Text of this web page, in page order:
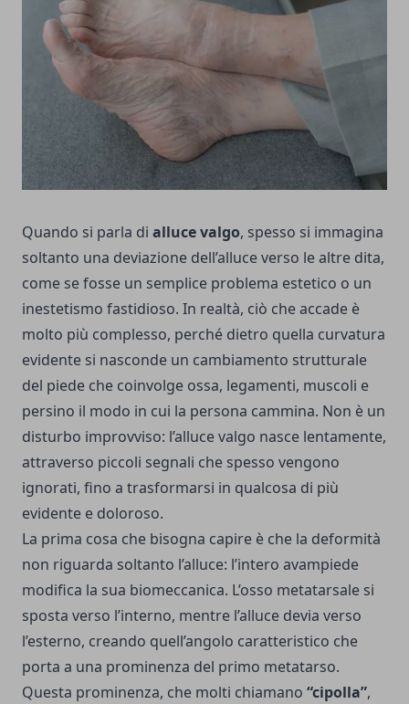
Quando si parla di alluce valgo, spesso si immagina
soltanto una deviazione dell’alluce verso le altre dita,
come se fosse un semplice problema estetico o un
inestetismo fastidioso. In realtà, ciò che accade è
molto più complesso, perché dietro quella curvatura
evidente si nasconde un cambiamento strutturale
del piede che coinvolge ossa, legamenti, muscoli e
persino il modo in cui la persona cammina. Non è un
disturbo improvviso: l’alluce valgo nasce lentamente,
attraverso piccoli segnali che spesso vengono
ignorati, fino a trasformarsi in qualcosa di più
evidente e doloroso.
La prima cosa che bisogna capire è che la deformità
non riguarda soltanto l’alluce: l’intero avampiede
modifica la sua biomeccanica. L’osso metatarsale si
sposta verso l’interno, mentre l’alluce devia verso
l’esterno, creando quell’angolo caratteristico che
porta a una prominenza del primo metatarso.
Questa prominenza, che molti chiamano “cipolla”,